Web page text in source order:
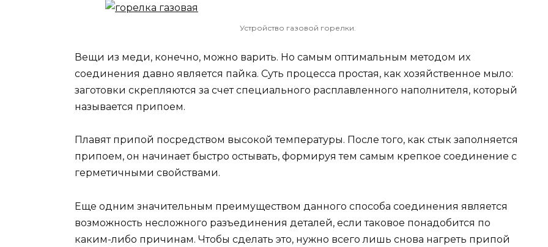
Устройство газовой горелки.
Вещи из меди, конечно, можно варить. Но самым оптимальным методом их
соединения давно является пайка. Суть процесса простая, как хозяйственное мыло:
заготовки скрепляются за счет специального расплавленного наполнителя, который
называется припоем.
Плавят припой посредством высокой температуры. После того, как стык заполняется
припоем, он начинает быстро остывать, формируя тем самым крепкое соединение с
герметичными свойствами.
Еще одним значительным преимуществом данного способа соединения является
возможность несложного разъединения деталей, если таковое понадобится по
каким-либо причинам. Чтобы сделать это, нужно всего лишь снова нагреть припой